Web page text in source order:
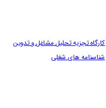
کارگاه تجزیه تحلیل مشاغل و تدوین
شناسنامه های شغلی